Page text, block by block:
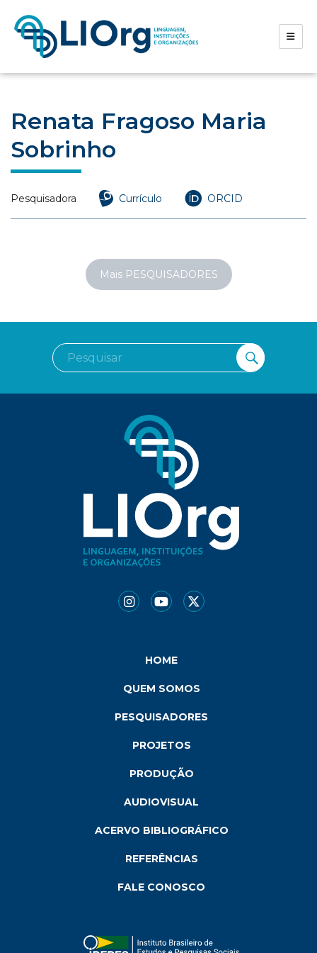
Renata Fragoso Maria
Sobrinho
Pesquisadora Currículo ORCID
Mais PESQUISADORES
Pesquisar
por:
HOME
QUEM SOMOS
PESQUISADORES
PROJETOS
PRODUÇÃO
AUDIOVISUAL
ACERVO BIBLIOGRÁFICO
REFERÊNCIAS
FALE CONOSCO